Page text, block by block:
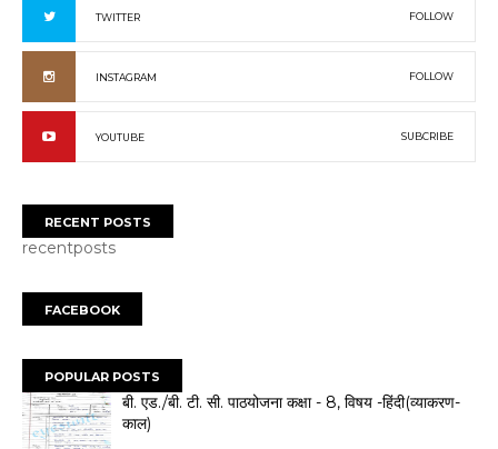
TWITTER FOLLOW
INSTAGRAM FOLLOW
YOUTUBE SUBCRIBE
RECENT POSTS
recentposts
FACEBOOK
POPULAR POSTS
बी. एड./बी. टी. सी. पाठयोजना कक्षा - 8, विषय -हिंदी(व्याकरण-
काल)